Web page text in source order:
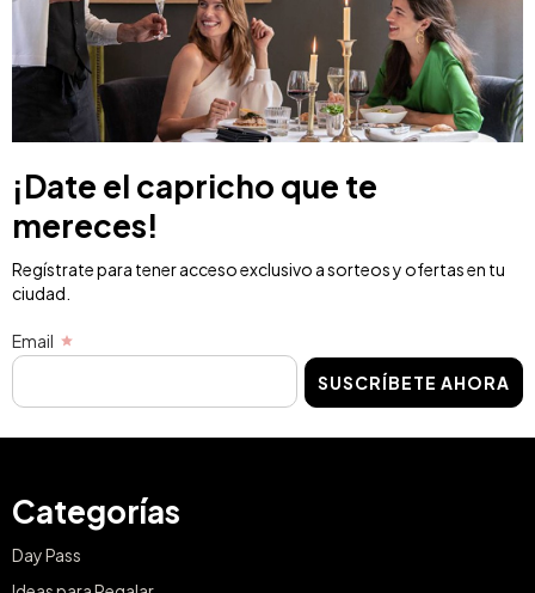
¡Date el capricho que te
mereces!
Regístrate para tener acceso exclusivo a sorteos y ofertas en tu
ciudad.
Email
SUSCRÍBETE AHORA
Categorías
Day Pass